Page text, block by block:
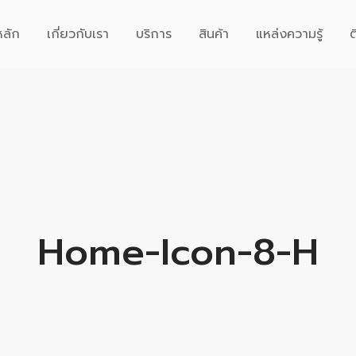
ลัก เกี่ยวกับเรา บริการ สินค้า แหล่งความรู้
Home-Icon-8-H